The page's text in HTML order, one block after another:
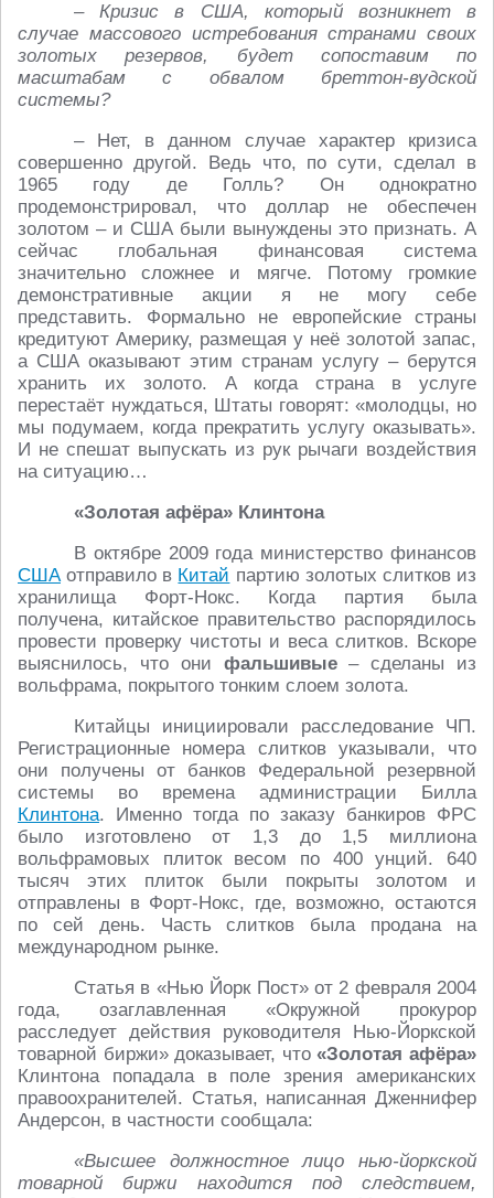
– Кризис в США, который возникнет в
случае массового истребования странами своих
золотых резервов, будет сопоставим по
масштабам с обвалом бреттон-вудской
системы?
– Нет, в данном случае характер кризиса
совершенно другой. Ведь что, по сути, сделал в
1965 году де Голль? Он однократно
продемонстрировал, что доллар не обеспечен
золотом – и США были вынуждены это признать. А
сейчас глобальная финансовая система
значительно сложнее и мягче. Потому громкие
демонстративные акции я не могу себе
представить. Формально не европейские страны
кредитуют Америку, размещая у неё золотой запас,
а США оказывают этим странам услугу – берутся
хранить их золото. А когда страна в услуге
перестаёт нуждаться, Штаты говорят: «молодцы, но
мы подумаем, когда прекратить услугу оказывать».
И не спешат выпускать из рук рычаги воздействия
на ситуацию…
«Золотая афёра» Клинтона
В октябре 2009 года министерство финансов
СШАотправило в Китай партию золотых слитков из
хранилища Форт-Нокс. Когда партия была
получена, китайское правительство распорядилось
провести проверку чистоты и веса слитков. Вскоре
выяснилось, что они фальшивые– сделаны из
вольфрама, покрытого тонким слоем золота.
Китайцы инициировали расследование ЧП.
Регистрационные номера слитков указывали, что
они получены от банков Федеральной резервной
системы во времена администрации Билла
Клинтона. Именно тогда по заказу банкиров ФРС
было изготовлено от 1,3 до 1,5 миллиона
вольфрамовых плиток весом по 400 унций. 640
тысяч этих плиток были покрыты золотом и
отправлены в Форт-Нокс, где, возможно, остаются
по сей день. Часть слитков была продана на
международном рынке.
Статья в «Нью Йорк Пост» от 2 февраля 2004
года, озаглавленная «Окружной прокурор
расследует действия руководителя Нью-Йоркской
товарной биржи» доказывает, что«Золотая афёра»
Клинтона попадала в поле зрения американских
правоохранителей. Статья, написанная Дженнифер
Андерсон, в частности сообщала:
«Высшее должностное лицо нью-йоркской
товарной биржи находится под следствием,